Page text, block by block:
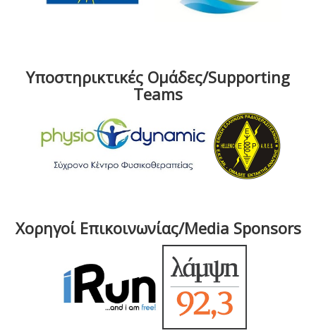
Υποστηρικτικές Ομάδες/Supporting
Teams
Χορηγοί Επικοινωνίας/Media Sponsors